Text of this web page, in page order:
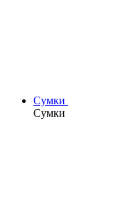
Сумки
Сумки